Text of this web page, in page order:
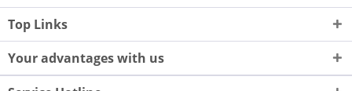
Top Links
Your advantages with us